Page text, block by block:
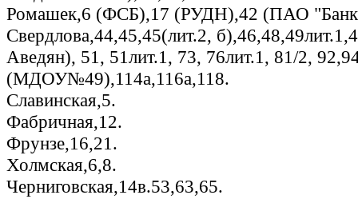
Ромашек,6 (ФСБ),17 (РУДН),42 (ПАО
Свердлова,44,45,45(лит.2,
Аведян), 51, 51лит.1, 73, 76лит.1, 81/2,
(МДОУ№49),114а,116а,118.
Славинская,5.
Фабричная,12.
Фрунзе,16,21.
Холмская,6,8.
Черниговская,14в.53,63,65.